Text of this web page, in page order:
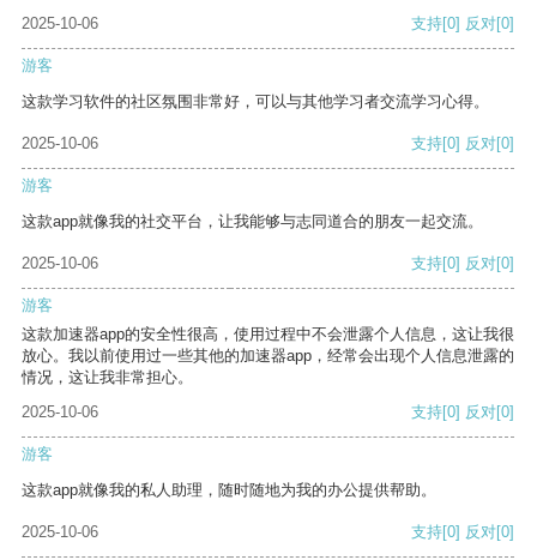
2025-10-06
支持[0] 反对[0]
游客
这款学习软件的社区氛围非常好，可以与其他学习者交流学习心得。
2025-10-06 支持[0] 反对[0]
游客
这款app就像我的社交平台，让我能够与志同道合的朋友一起交流。
2025-10-06 支持[0] 反对[0]
游客
这款加速器app的安全性很高，使用过程中不会泄露个人信息，这让我很
放心。我以前使用过一些其他的加速器app，经常会出现个人信息泄露的
情况，这让我非常担心。
2025-10-06
支持[0] 反对[0]
游客
这款app就像我的私人助理，随时随地为我的办公提供帮助。
2025-10-06 支持[0] 反对[0]